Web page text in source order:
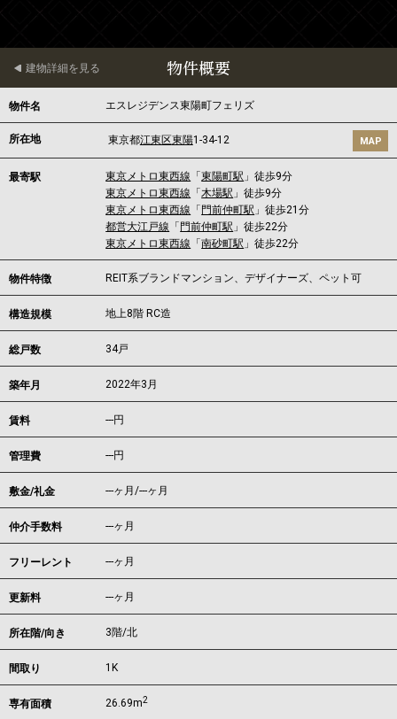
物件概要
建物詳細を見る
物件名 エスレジデンス東陽町フェリズ
所在地 東京都江東区東陽1-34-12 MAP
最寄駅 東京メトロ東西線 「東陽町駅 」徒歩9分
東京メトロ東西線 「木場駅 」徒歩9分
東京メトロ東西線 「 門前仲町駅 」徒歩21分
都営大江戸線 「 門前仲町駅 」徒歩22分
東京メトロ東西線 「南砂町駅 」徒歩22分
物件特徴 REIT系ブランドマンション、デザイナーズ、ペット可
構造規模 地上8階 RC造
総戸数 34戸
築年月 2022年3月
賃料 ---円
管理費 ---円
敷金/礼金 ---ヶ月/---ヶ月
仲介手数料 ---ヶ月
フリーレント ---ヶ月
更新料 ---ヶ月
所在階/向き 3階/北
間取り 1K
専有面積 26.69m2